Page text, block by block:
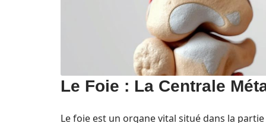
Le Foie : La Centrale
Le foie est un organe vital situé dans la